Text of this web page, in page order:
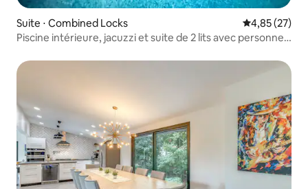
Suite ⋅ Combined Locks Évaluation
4,85 (27)
Piscine intérieure, jacuzzi et suite de 2 lits avec personnel